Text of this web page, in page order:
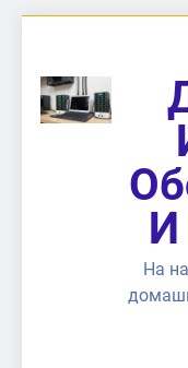
содержимому
И
На